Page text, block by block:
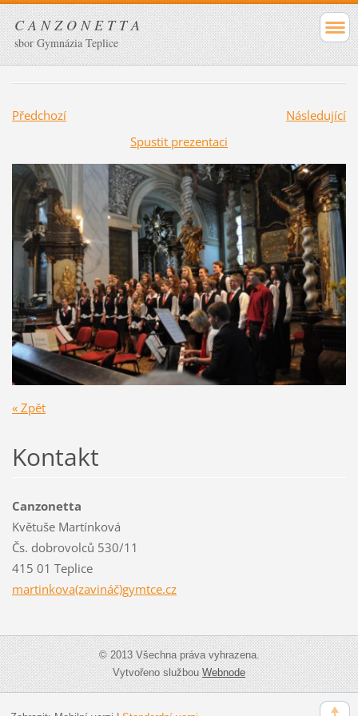
C A N Z O N E T T A
sbor Gymnázia Teplice
Předchozí
Následující
Spustit prezentaci
« Zpět
Kontakt
Canzonetta
Květuše Martínková
Čs. dobrovolců 530/11
415 01 Teplice
martinkova(zavináč)gymtce.cz
© 2013 Všechna práva vyhrazena.
Vytvořeno službouWebnode